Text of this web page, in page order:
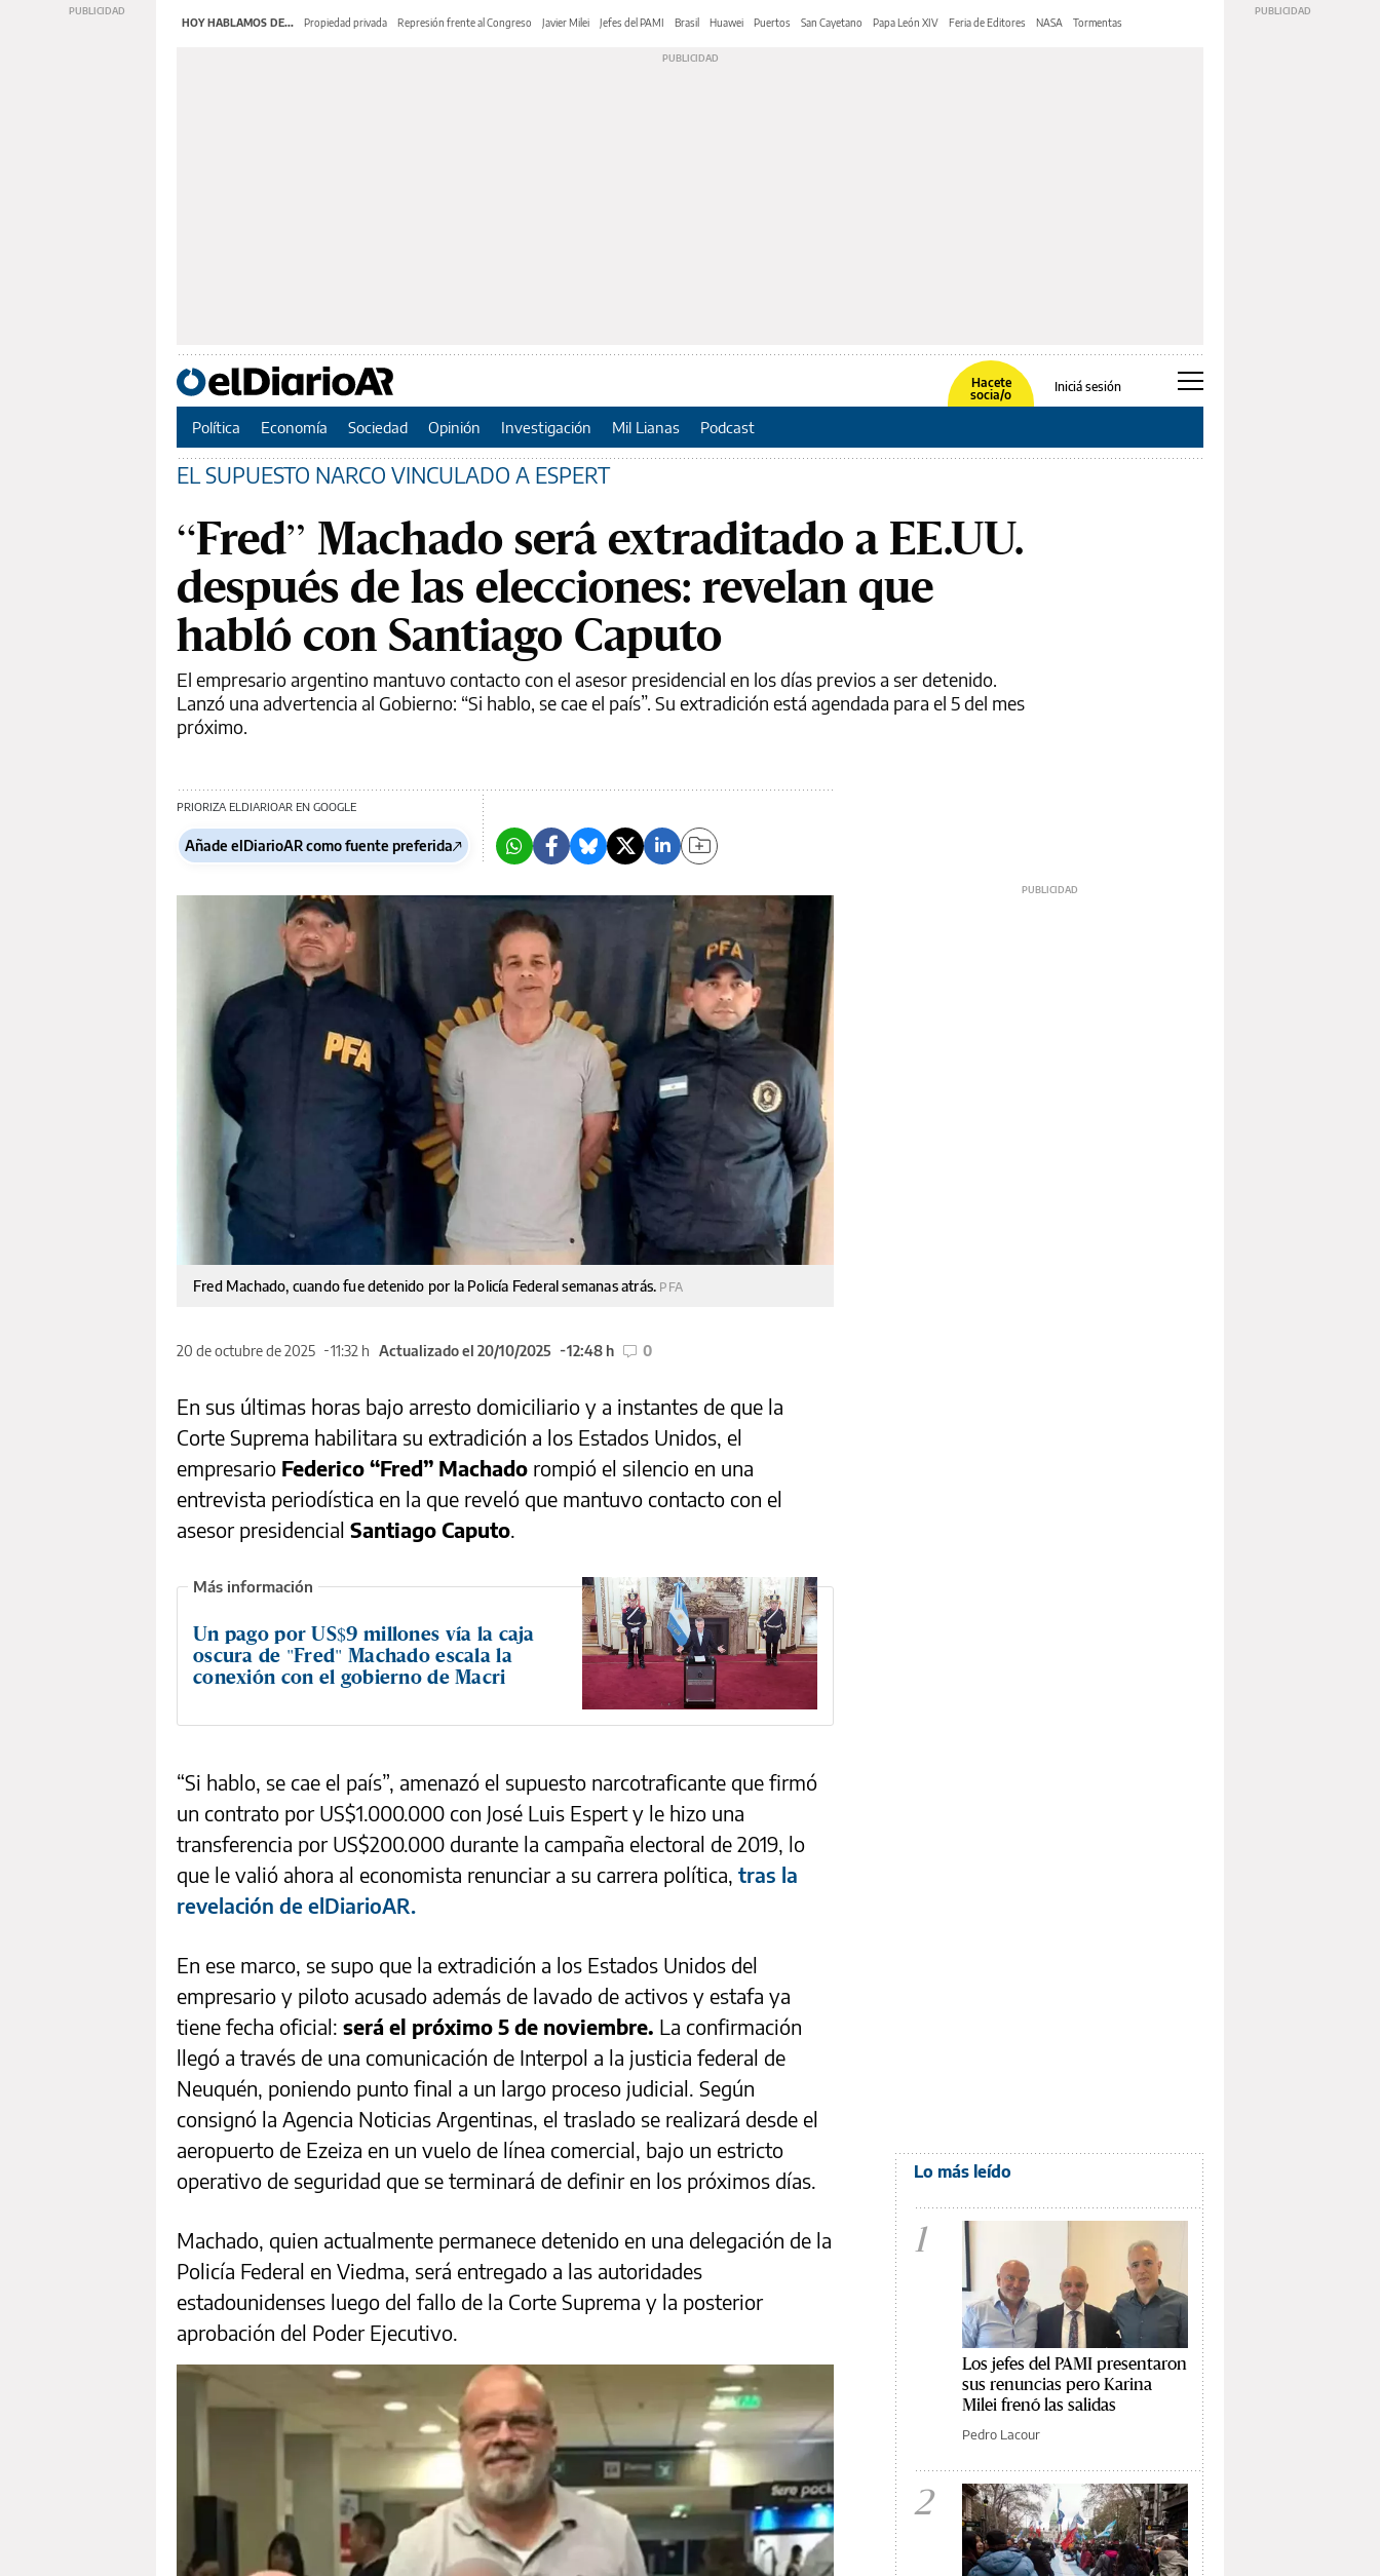
HOY HABLAMOS DE... Propiedad privada Represión frente al Congreso Javier Milei Jefes del PAMI Brasil Huawei Puertos San Cayetano Papa León XIV Feria de Editores NASA Tormentas
Hacete
socia/o
Iniciá sesión
Política Economía Sociedad Opinión Investigación Mil Lianas Podcast
EL SUPUESTO NARCO VINCULADO A ESPERT
“Fred” Machado será extraditado a EE.UU.
después de las elecciones: revelan que
habló con Santiago Caputo
El empresario argentino mantuvo contacto con el asesor presidencial en los días previos a ser detenido.
Lanzó una advertencia al Gobierno: “Si hablo, se cae el país”. Su extradición está agendada para el 5 del mes
próximo.
PRIORIZA ELDIARIOAR EN GOOGLE
Añade elDiarioAR como fuente preferida
Fred Machado, cuando fue detenido por la Policía Federal semanas atrás. PFA
20 de octubre de 2025 11:32 h Actualizado el 20/10/2025 12:48 h 0
En sus últimas horas bajo arresto domiciliario y a instantes de que la
Corte Suprema habilitara su extradición a los Estados Unidos, el
empresario Federico “Fred” Machado rompió el silencio en una
entrevista periodística en la que reveló que mantuvo contacto con el
asesor presidencial Santiago Caputo.
Un pago por US$9 millones vía la caja
oscura de "Fred" Machado escala la
conexión con el gobierno de Macri
“Si hablo, se cae el país”, amenazó el supuesto narcotraficante que firmó
un contrato por US$1.000.000 con José Luis Espert y le hizo una
transferencia por US$200.000 durante la campaña electoral de 2019, lo
que le valió ahora al economista renunciar a su carrera política, tras la
revelación de elDiarioAR.
En ese marco, se supo que la extradición a los Estados Unidos del
empresario y piloto acusado además de lavado de activos y estafa ya
tiene fecha oficial: será el próximo 5 de noviembre. La confirmación
llegó a través de una comunicación de Interpol a la justicia federal de
Neuquén, poniendo punto final a un largo proceso judicial. Según
consignó la Agencia Noticias Argentinas, el traslado se realizará desde el
aeropuerto de Ezeiza en un vuelo de línea comercial, bajo un estricto
operativo de seguridad que se terminará de definir en los próximos días.
Machado, quien actualmente permanece detenido en una delegación de la
Policía Federal en Viedma, será entregado a las autoridades
estadounidenses luego del fallo de la Corte Suprema y la posterior
aprobación del Poder Ejecutivo.
Lo más leído
1
Los jefes del PAMI presentaron
sus renuncias pero Karina
Milei frenó las salidas
Pedro Lacour
2